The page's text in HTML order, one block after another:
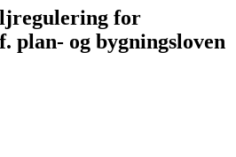
for
plan- og bygningsloven